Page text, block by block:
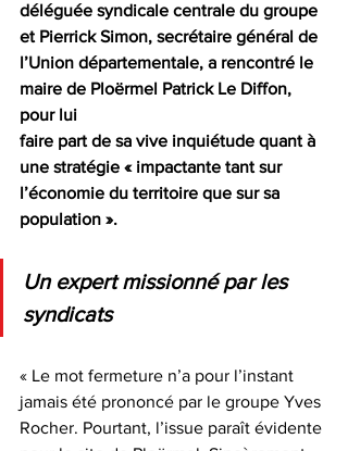
déléguée syndicale centrale du groupe
et Pierrick Simon, secrétaire général de
l’Union départementale, a rencontré le
maire de Ploërmel Patrick Le Diffon,
pour lui
faire part de sa vive inquiétude quant à
une stratégie « impactante tant sur
l’économie du territoire que sur sa
population ».
Un expert missionné par les
syndicats
« Le mot fermeture n’a pour l’instant
jamais été prononcé par le groupe Yves
Rocher. Pourtant, l’issue paraît évidente